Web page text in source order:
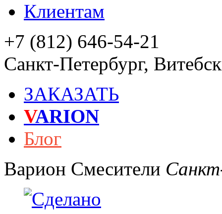
Клиентам
+7 (812) 646-54-21
Санкт-Петербург,
ЗАКАЗАТЬ
VARION
Блог
Варион Смесители